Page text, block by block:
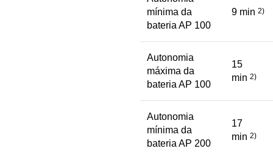
mínima da
bateria AP 100
9 min 2)
Autonomia
máxima da
bateria AP 100
15
min 2)
Autonomia
mínima da
bateria AP 200
17
min 2)